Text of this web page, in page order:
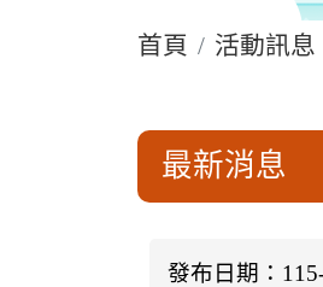
首頁 活動訊息
最新消息
發布日期：